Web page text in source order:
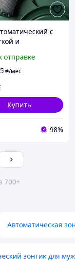
с
и
105 см зеленый
отправке
₴/мес
Купить
98%
700+
Автоматическая
зонтик для